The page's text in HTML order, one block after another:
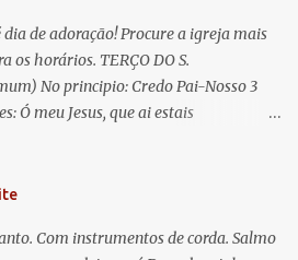
de adoração! Procure a igreja mais
os horários. TERÇO DO S.
No principio: Credo Pai-Nosso 3
Ó meu Jesus, que ai estais
Sacramento de Amor!
força, Vosso perdão e a Vossa
Com instrumentos de corda. Salmo